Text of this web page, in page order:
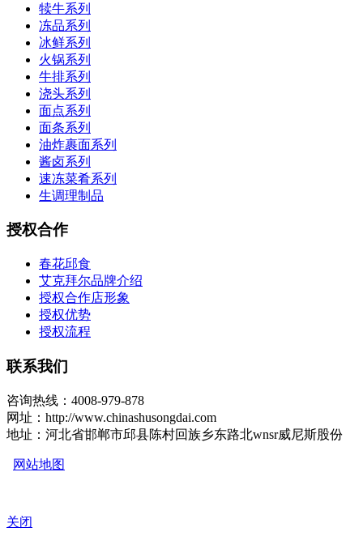
犊牛系列
冻品系列
冰鲜系列
火锅系列
牛排系列
浇头系列
面点系列
面条系列
油炸裹面系列
酱卤系列
速冻菜肴系列
生调理制品
授权合作
春花邱食
艾克拜尔品牌介绍
授权合作店形象
授权优势
授权流程
联系我们
咨询热线：4008-979-878
网址：http://www.chinashusongdai.com
地址：河北省邯郸市邱县陈村回族乡东路北wnsr威尼斯股份
网站地图
关闭